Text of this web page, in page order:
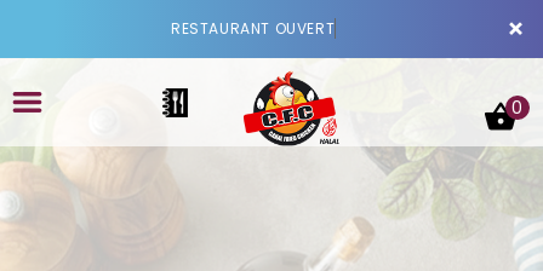
×
RESTAURANT OUVERT
0